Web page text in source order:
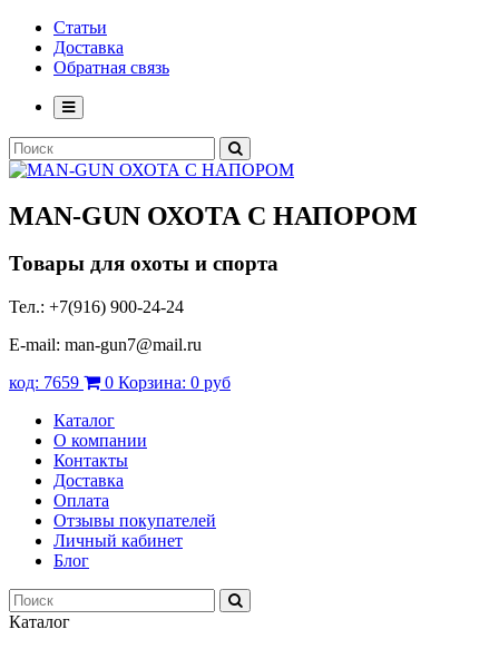
Статьи
Доставка
Обратная связь
MAN-GUN ОХОТА С НАПОРОМ
Товары для охоты и спорта
Тел.: +7(916) 900-24-24
E-mail: man-gun7@mail.ru
код: 7659 0 Корзина: 0 руб
Каталог
О компании
Контакты
Доставка
Оплата
Отзывы покупателей
Личный кабинет
Блог
Каталог